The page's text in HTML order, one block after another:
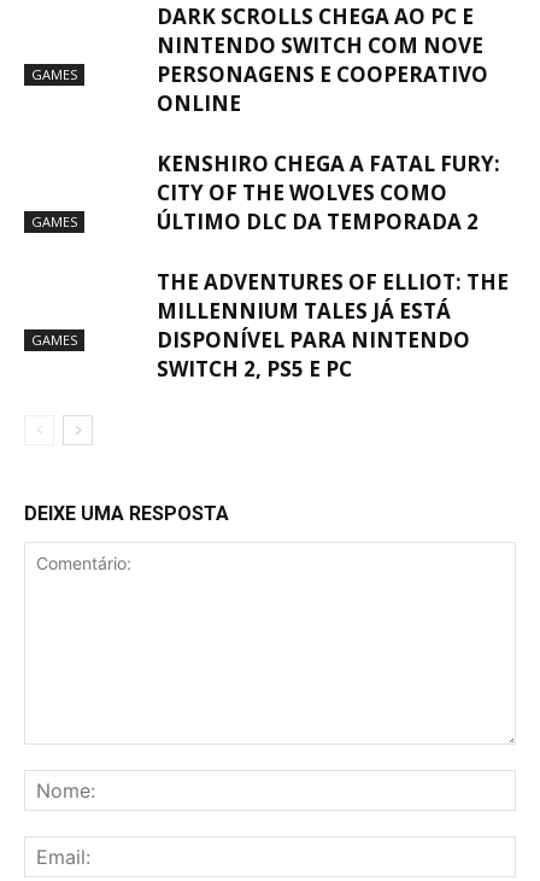
GAMES
DARK SCROLLS CHEGA AO PC E
NINTENDO SWITCH COM NOVE
PERSONAGENS E COOPERATIVO
ONLINE
GAMES
KENSHIRO CHEGA A FATAL FURY:
CITY OF THE WOLVES COMO
ÚLTIMO DLC DA TEMPORADA 2
GAMES
THE ADVENTURES OF ELLIOT: THE
MILLENNIUM TALES JÁ ESTÁ
DISPONÍVEL PARA NINTENDO
SWITCH 2, PS5 E PC
DEIXE UMA RESPOSTA